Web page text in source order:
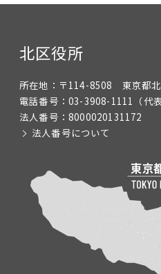
北区役所
所在地： 〒114-8508 東京都
電話番号： 03-3908-1111 （代
法人番号： 8000020131172
法人番号について